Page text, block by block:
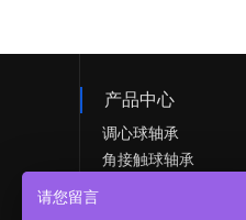
产品中心
调心球轴承
角接触球轴承
请您留言